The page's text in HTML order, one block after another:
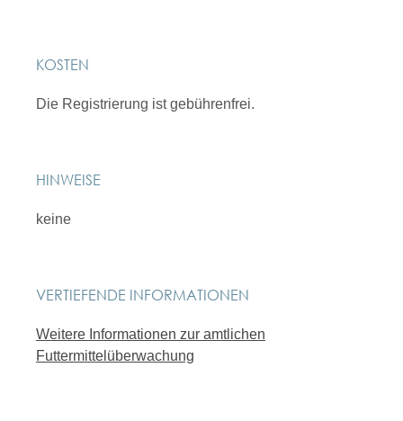
KOSTEN
Die Registrierung ist gebührenfrei.
HINWEISE
keine
VERTIEFENDE INFORMATIONEN
Weitere Informationen zur amtlichen
Futtermittelüberwachung